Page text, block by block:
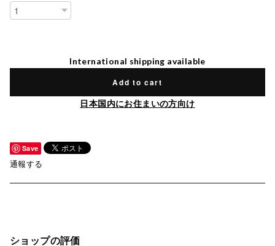
International shipping available
Add to cart
日本国内にお住まいの方向け
Save
通報する
ショップの評価